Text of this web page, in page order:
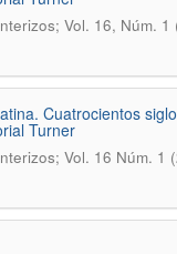
Vol. 16, Núm. 1
Cuatrocientos
Turner
Vol. 16 Núm. 1